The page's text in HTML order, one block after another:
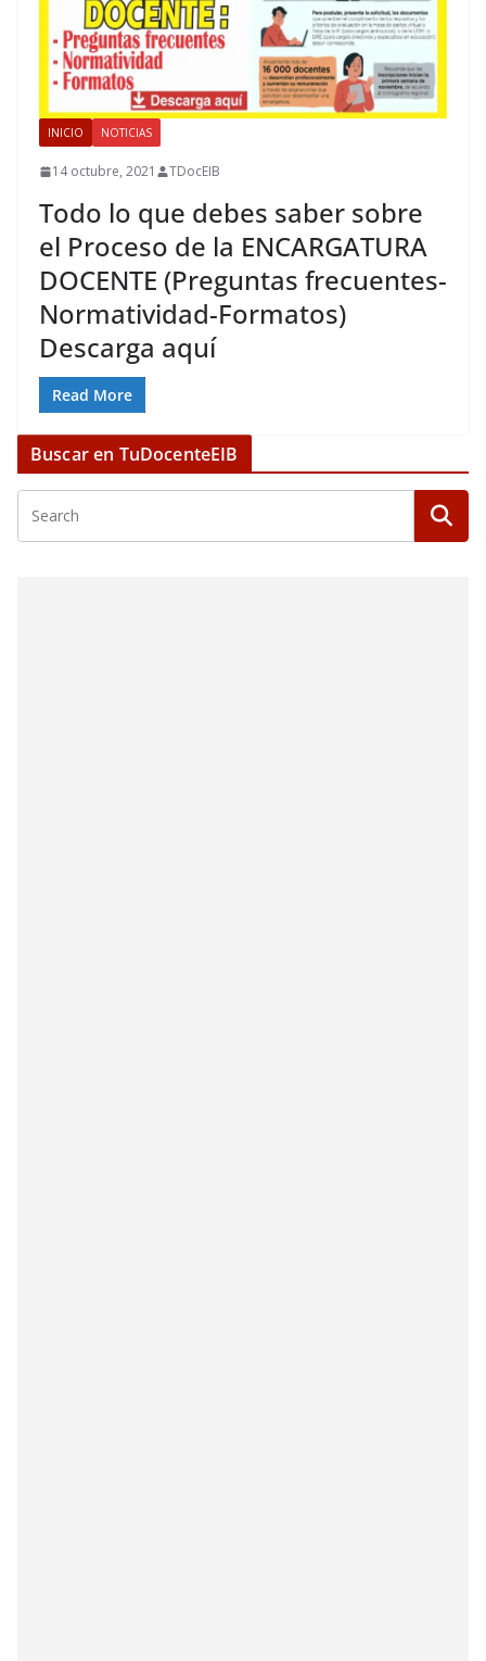
INICIO NOTICIAS
14 octubre, 2021 TDocEIB
Todo lo que debes saber sobre
el Proceso de la ENCARGATURA
DOCENTE (Preguntas frecuentes-
Normatividad-Formatos)
Descarga aquí
Read More
Buscar en TuDocenteEIB